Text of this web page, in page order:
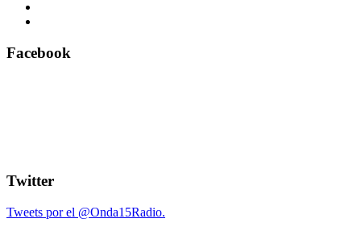
Facebook
Twitter
Tweets por el @Onda15Radio.